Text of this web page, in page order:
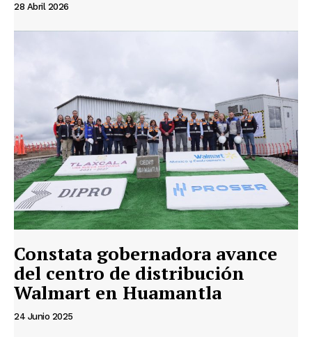
28 Abril 2026
Constata gobernadora avance
del centro de distribución
Walmart en Huamantla
24 Junio 2025